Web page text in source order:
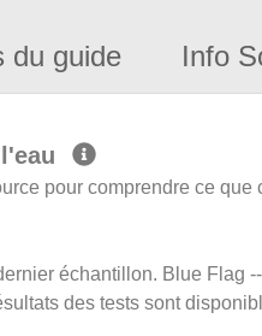
du guide Info
pour comprendre ce que
échantillon. Blue Flag
des tests sont